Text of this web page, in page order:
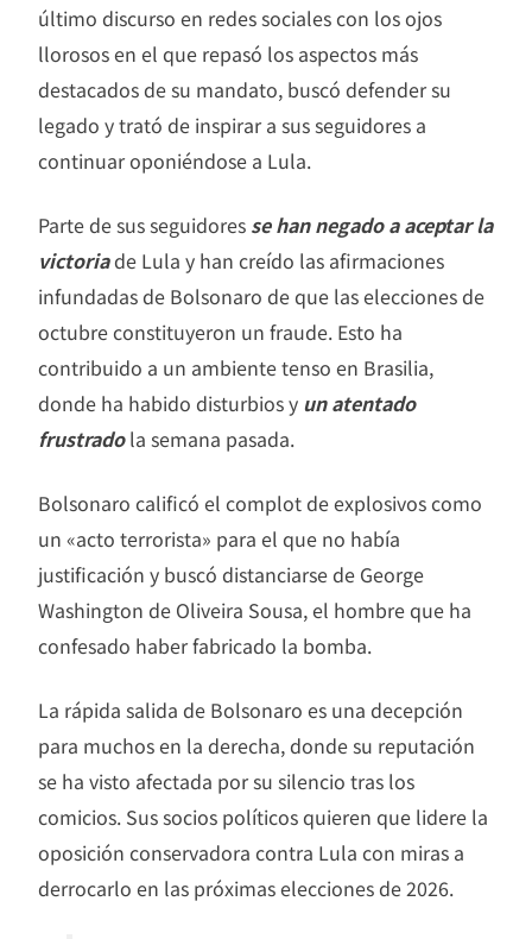
último discurso en redes sociales con los ojos
llorosos en el que repasó los aspectos más
destacados de su mandato, buscó defender su
legado y trató de inspirar a sus seguidores a
continuar oponiéndose a Lula.
Parte de sus seguidores se han negado a aceptar la
victoriade Lula y han creído las afirmaciones
infundadas de Bolsonaro de que las elecciones de
octubre constituyeron un fraude. Esto ha
contribuido a un ambiente tenso en Brasilia,
donde ha habido disturbios y un atentado
frustradola semana pasada.
Bolsonaro calificó el complot de explosivos como
un «acto terrorista» para el que no había
justificación y buscó distanciarse de George
Washington de Oliveira Sousa, el hombre que ha
confesado haber fabricado la bomba.
La rápida salida de Bolsonaro es una decepción
para muchos en la derecha, donde su reputación
se ha visto afectada por su silencio tras los
comicios. Sus socios políticos quieren que lidere la
oposición conservadora contra Lula con miras a
derrocarlo en las próximas elecciones de 2026.